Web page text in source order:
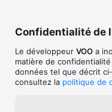
Confidentialité de
Le développeur VOO a
matière de
données tel que décrit
consultez la politique de